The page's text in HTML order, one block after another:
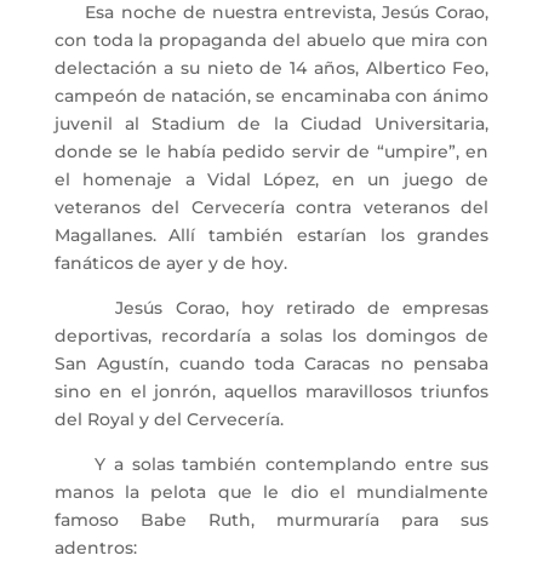
Esa noche de nuestra entrevista, Jesús Corao,
con toda la propaganda del abuelo que mira con
delectación a su nieto de 14 años, Albertico Feo,
campeón de natación, se encaminaba con ánimo
juvenil al Stadium de la Ciudad Universitaria,
donde se le había pedido servir de “umpire”, en
el homenaje a Vidal López, en un juego de
veteranos del Cervecería contra veteranos del
Magallanes. Allí también estarían los grandes
fanáticos de ayer y de hoy.
Jesús Corao, hoy retirado de empresas
deportivas, recordaría a solas los domingos de
San Agustín, cuando toda Caracas no pensaba
sino en el jonrón, aquellos maravillosos triunfos
del Royal y del Cervecería.
Y a solas también contemplando entre sus
manos la pelota que le dio el mundialmente
famoso Babe Ruth, murmuraría para sus
adentros: